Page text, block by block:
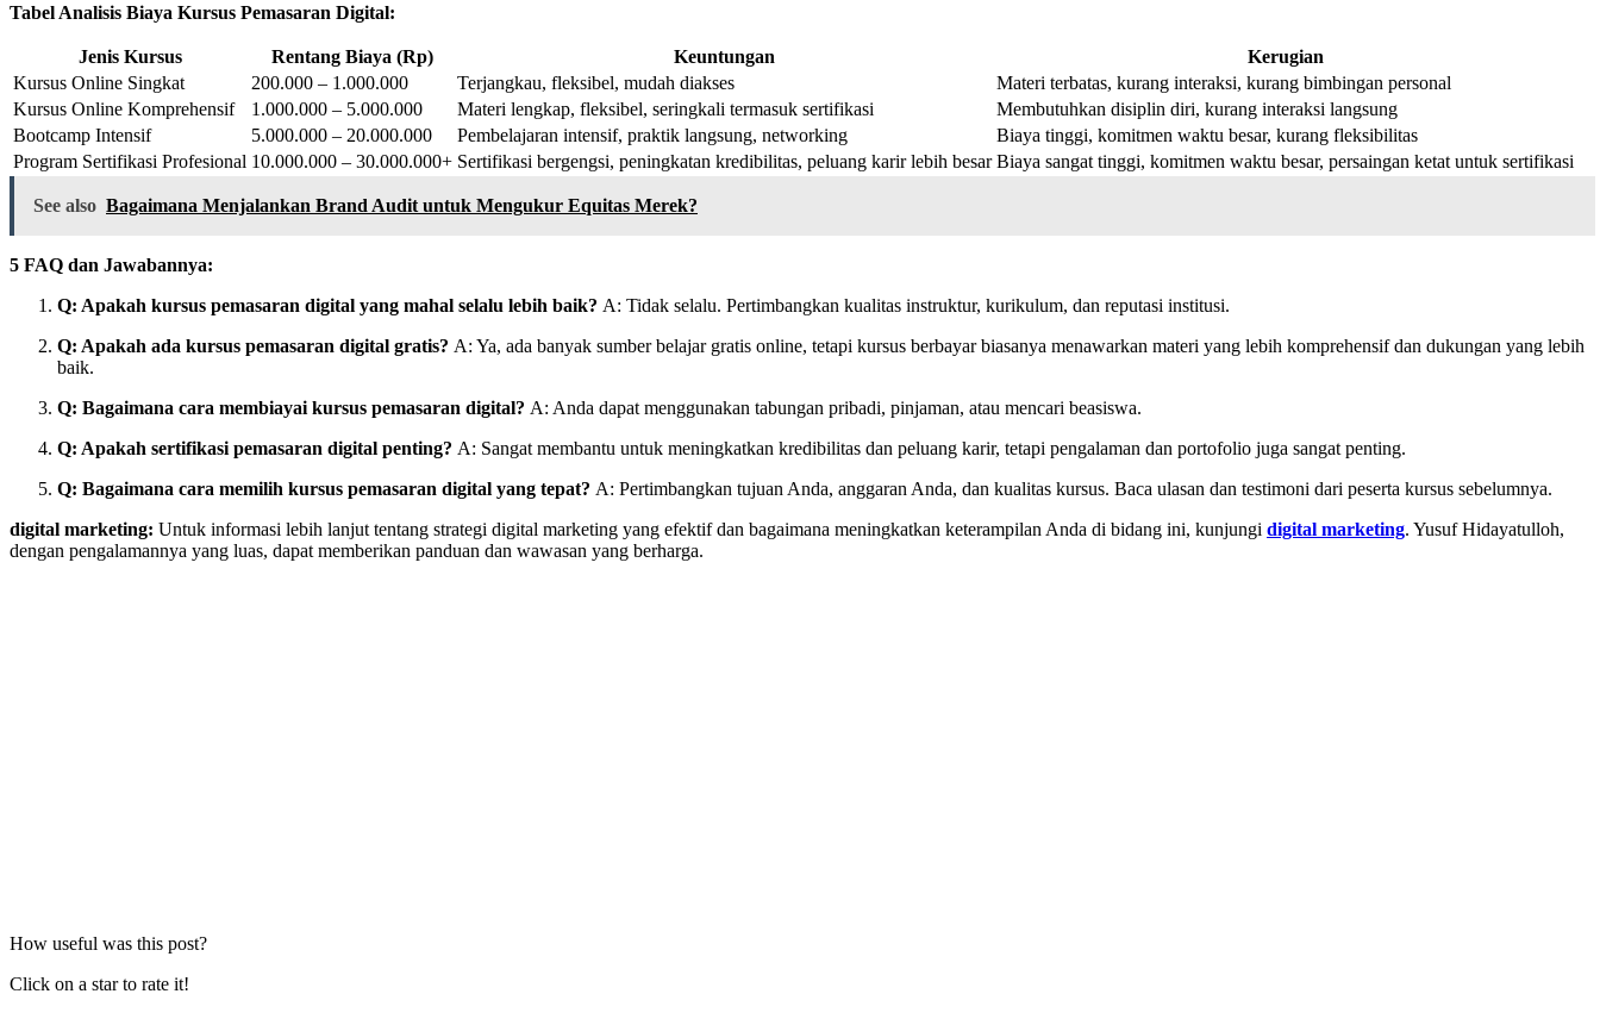
Tabel Analisis Biaya Kursus Pemasaran Digital:
Jenis Kursus Rentang Biaya (Rp) Keuntungan
Kerugian
Kursus Online Singkat
200.000 – 1.000.000 Terjangkau, fleksibel, mudah diakses
Materi terbatas, kurang interaksi, kurang bimbingan personal
Kursus Online Komprehensif
1.000.000 – 5.000.000 Materi lengkap, fleksibel, seringkali termasuk sertifikasi
Membutuhkan disiplin diri, kurang interaksi langsung
Bootcamp Intensif
5.000.000 – 20.000.000 Pembelajaran intensif, praktik langsung, networking
Biaya tinggi, komitmen waktu besar, kurang fleksibilitas
Program Sertifikasi Profesional 10.000.000 – 30.000.000+ Sertifikasi bergengsi, peningkatan kredibilitas, peluang karir lebih besar Biaya sangat tinggi, komitmen waktu besar, persaingan ketat untuk sertifikasi
See also Bagaimana Menjalankan Brand Audit untuk Mengukur Equitas Merek?
5 FAQ dan Jawabannya:
Q: Apakah kursus pemasaran digital yang mahal selalu lebih baik? A: Tidak selalu. Pertimbangkan kualitas instruktur, kurikulum, dan reputasi institusi.
Q: Apakah ada kursus pemasaran digital gratis? A: Ya, ada banyak sumber belajar gratis online, tetapi kursus berbayar biasanya menawarkan materi yang lebih komprehensif dan dukungan yang lebih
baik.
Q: Bagaimana cara membiayai kursus pemasaran digital? A: Anda dapat menggunakan tabungan pribadi, pinjaman, atau mencari beasiswa.
Q: Apakah sertifikasi pemasaran digital penting? A: Sangat membantu untuk meningkatkan kredibilitas dan peluang karir, tetapi pengalaman dan portofolio juga sangat penting.
Q: Bagaimana cara memilih kursus pemasaran digital yang tepat? A: Pertimbangkan tujuan Anda, anggaran Anda, dan kualitas kursus. Baca ulasan dan testimoni dari peserta kursus sebelumnya.
digital marketing: Untuk informasi lebih lanjut tentang strategi digital marketing yang efektif dan bagaimana meningkatkan keterampilan Anda di bidang ini, kunjungi digital marketing. Yusuf Hidayatulloh,
dengan pengalamannya yang luas, dapat memberikan panduan dan wawasan yang berharga.
How useful was this post?
Click on a star to rate it!